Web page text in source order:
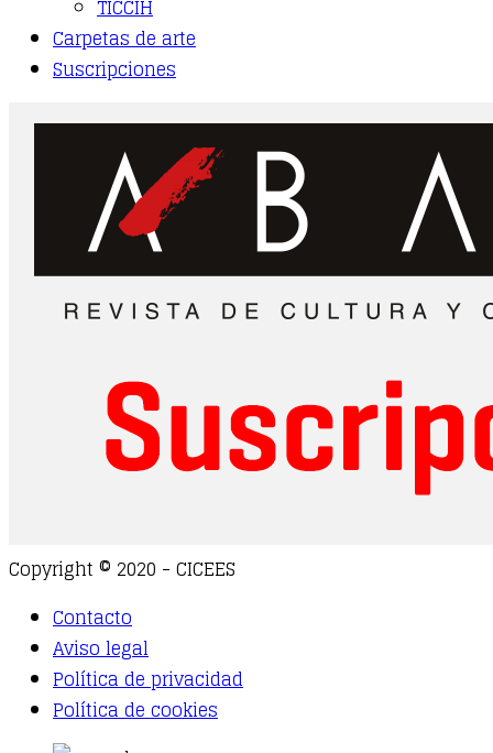
TICCIH
Carpetas de arte
Suscripciones
Copyright © 2020 - CICEES
Contacto
Aviso legal
Política de privacidad
Política de cookies